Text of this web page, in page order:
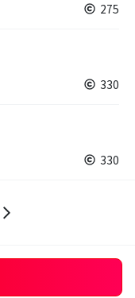
275
330
330